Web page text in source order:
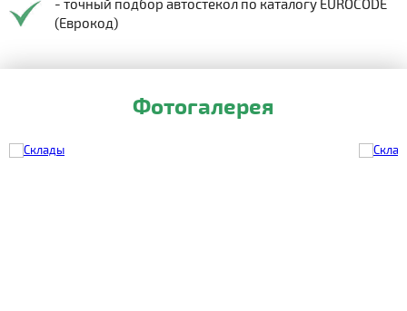
- точный подбор автостекол по каталогу EUROCODE
(Еврокод)
Фотогалерея